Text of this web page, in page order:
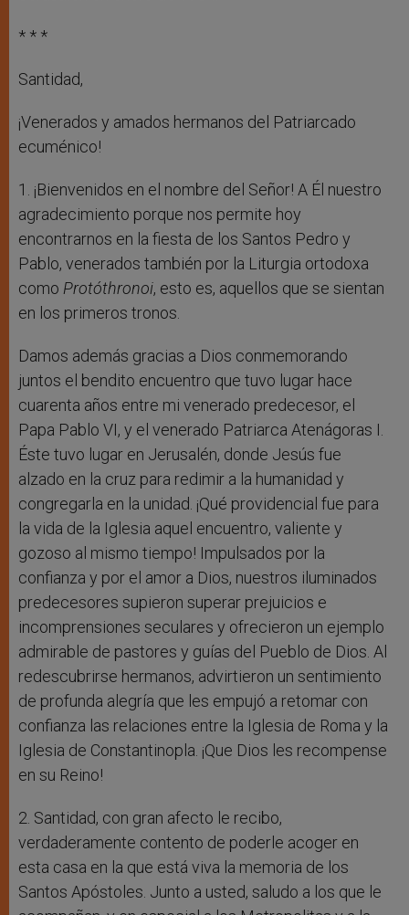
* * *
Santidad,
¡Venerados y amados hermanos del Patriarcado
ecuménico!
1. ¡Bienvenidos en el nombre del Señor! A Él nuestro
agradecimiento porque nos permite hoy
encontrarnos en la fiesta de los Santos Pedro y
Pablo, venerados también por la Liturgia ortodoxa
como Protóthronoi, esto es, aquellos que se sientan
en los primeros tronos.
Damos además gracias a Dios conmemorando
juntos el bendito encuentro que tuvo lugar hace
cuarenta años entre mi venerado predecesor, el
Papa Pablo VI, y el venerado Patriarca Atenágoras I.
Éste tuvo lugar en Jerusalén, donde Jesús fue
alzado en la cruz para redimir a la humanidad y
congregarla en la unidad. ¡Qué providencial fue para
la vida de la Iglesia aquel encuentro, valiente y
gozoso al mismo tiempo! Impulsados por la
confianza y por el amor a Dios, nuestros iluminados
predecesores supieron superar prejuicios e
incomprensiones seculares y ofrecieron un ejemplo
admirable de pastores y guías del Pueblo de Dios. Al
redescubrirse hermanos, advirtieron un sentimiento
de profunda alegría que les empujó a retomar con
confianza las relaciones entre la Iglesia de Roma y la
Iglesia de Constantinopla. ¡Que Dios les recompense
en su Reino!
2. Santidad, con gran afecto le recibo,
verdaderamente contento de poderle acoger en
esta casa en la que está viva la memoria de los
Santos Apóstoles. Junto a usted, saludo a los que le